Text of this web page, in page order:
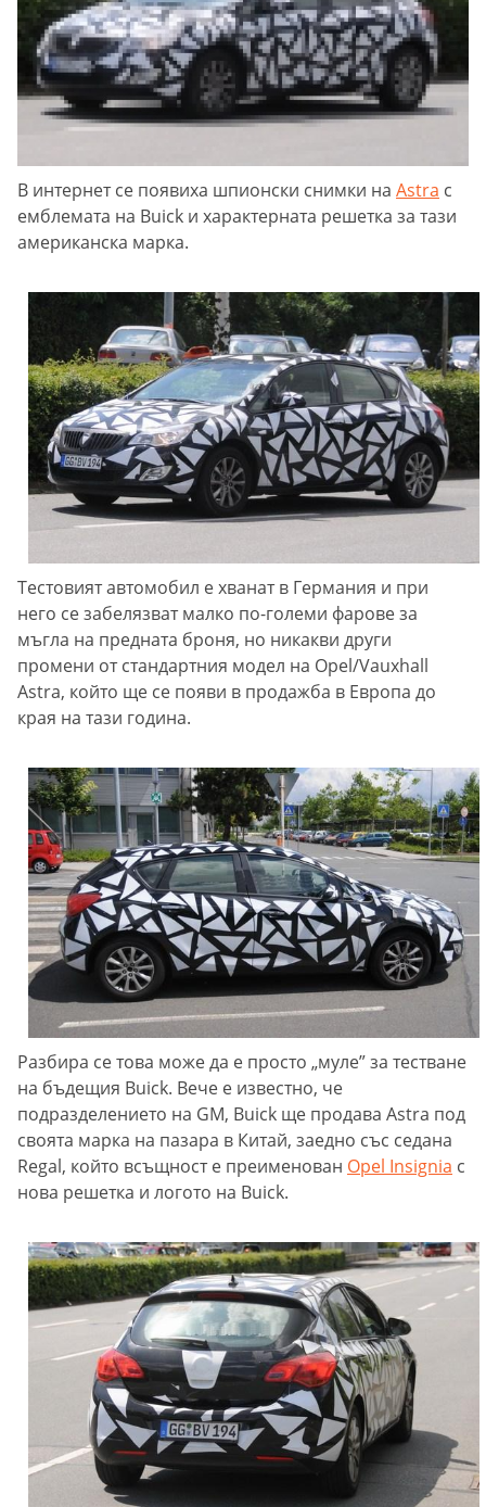
В интернет се появиха шпионски снимки на Astra с
емблемата на Buick и характерната решетка за тази
американска марка.
Тестовият автомобил е хванат в Германия и при
него се забелязват малко по-големи фарове за
мъгла на предната броня, но никакви други
промени от стандартния модел на Opel/Vauxhall
Astra, който ще се появи в продажба в Европа до
края на тази година.
Разбира се това може да е просто „муле” за тестване
на бъдещия Buick. Вече е известно, че
подразделението на GM, Buick ще продава Astra под
своята марка на пазара в Китай, заедно със седана
Regal, който всъщност е преименован Opel Insignia с
нова решетка и логото на Buick.